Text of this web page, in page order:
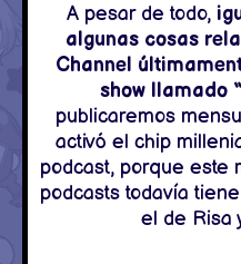
A pesar de todo,
algunas cosas
Channel
show llamado
publicaremos
activó el chip
podcast, porque este
podcasts todavía
el de Risa